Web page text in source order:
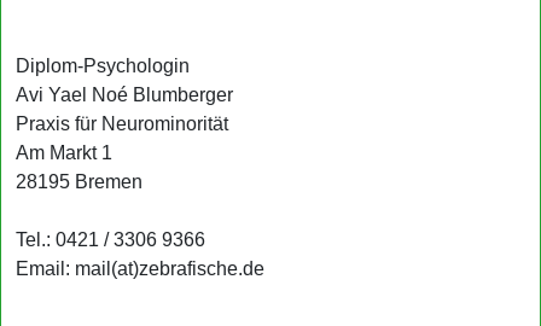
Diplom-Psychologin
Avi Yael Noé Blumberger
Praxis für Neurominorität
Am Markt 1
28195 Bremen
Tel.: 0421 / 3306 9366
Email: mail(at)zebrafische.de